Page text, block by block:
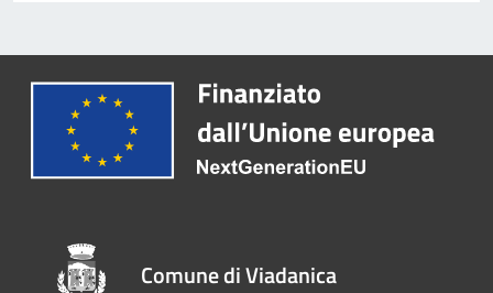
Comune di Viadanica